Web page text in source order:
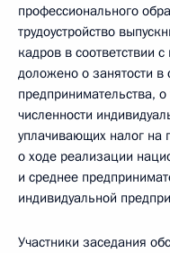
профессионального
трудоустройство
кадров в соответствии
доложено о занятости
предпринимательства,
численности
уплачивающих налог на
о ходе реализации
и среднее
индивидуальной
Участники заседания